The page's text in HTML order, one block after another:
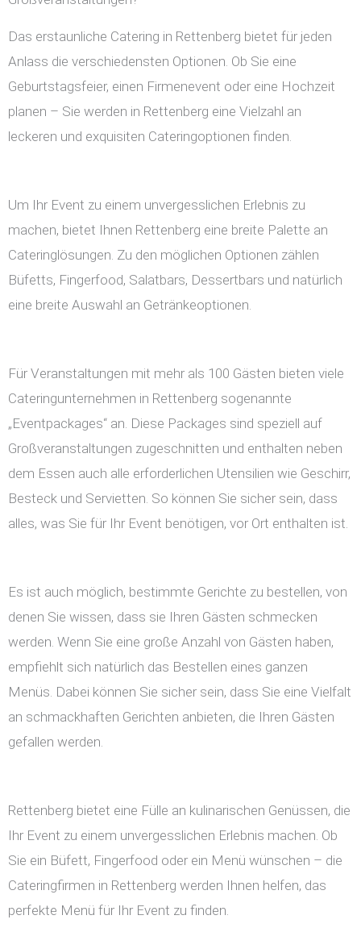
Das erstaunliche Catering in Rettenberg bietet für jeden
Anlass die verschiedensten Optionen. Ob Sie eine
Geburtstagsfeier, einen Firmenevent oder eine Hochzeit
planen – Sie werden in Rettenberg eine Vielzahl an
leckeren und exquisiten Cateringoptionen finden.
Um Ihr Event zu einem unvergesslichen Erlebnis zu
machen, bietet Ihnen Rettenberg eine breite Palette an
Cateringlösungen. Zu den möglichen Optionen zählen
Büfetts, Fingerfood, Salatbars, Dessertbars und natürlich
eine breite Auswahl an Getränkeoptionen.
Für Veranstaltungen mit mehr als 100 Gästen bieten viele
Cateringunternehmen in Rettenberg sogenannte
„Eventpackages“ an. Diese Packages sind speziell auf
Großveranstaltungen zugeschnitten und enthalten neben
dem Essen auch alle erforderlichen Utensilien wie Geschirr,
Besteck und Servietten. So können Sie sicher sein, dass
alles, was Sie für Ihr Event benötigen, vor Ort enthalten ist.
Es ist auch möglich, bestimmte Gerichte zu bestellen, von
denen Sie wissen, dass sie Ihren Gästen schmecken
werden. Wenn Sie eine große Anzahl von Gästen haben,
empfiehlt sich natürlich das Bestellen eines ganzen
Menüs. Dabei können Sie sicher sein, dass Sie eine Vielfalt
an schmackhaften Gerichten anbieten, die Ihren Gästen
gefallen werden.
Rettenberg bietet eine Fülle an kulinarischen Genüssen, die
Ihr Event zu einem unvergesslichen Erlebnis machen. Ob
Sie ein Büfett, Fingerfood oder ein Menü wünschen – die
Cateringfirmen in Rettenberg werden Ihnen helfen, das
perfekte Menü für Ihr Event zu finden.